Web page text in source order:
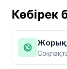
Көбірек